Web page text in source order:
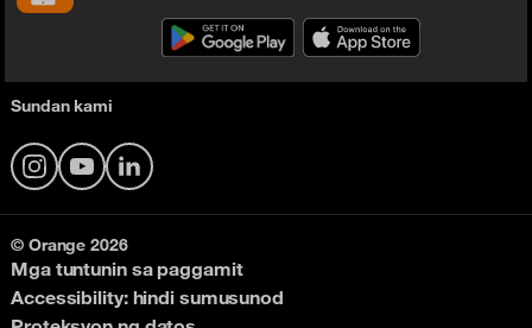
Sundan kami
InstagramYouTubeLinkedIn
© Orange 2026
Mga tuntunin sa paggamit
Accessibility: hindi sumusunod